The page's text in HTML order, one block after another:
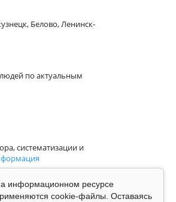
Белово, Ленинск-
по актуальным
систематизации и
информационном ресурсе
cookie-файлы. Оставаясь